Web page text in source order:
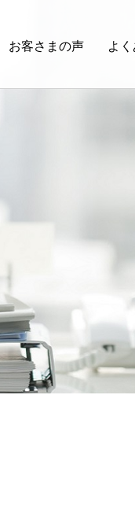
お客さまの声 よ